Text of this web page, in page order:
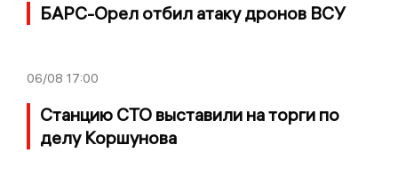
БАРС-Орел отбил атаку дронов ВСУ
06/08 17:00
Станцию СТО выставили на торги по
делу Коршунова